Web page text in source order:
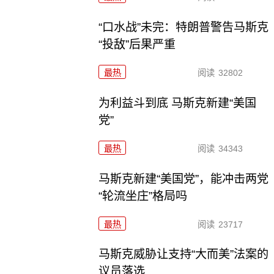
“口水战”未完：特朗普警告马斯克
“投敌”后果严重
最热 阅读 32802
为利益斗到底 马斯克新建“美国
党”
最热 阅读 34343
马斯克新建“美国党”，能冲击两党
“轮流坐庄”格局吗
最热 阅读 23717
马斯克威胁让支持“大而美”法案的